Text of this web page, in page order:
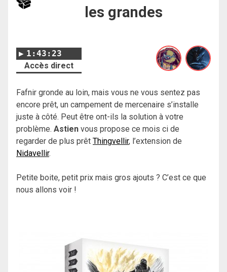
les grandes
1:43:23
Accès direct
Fafnir gronde au loin, mais vous ne vous sentez pas
encore prêt, un campement de mercenaire s’installe
juste à côté. Peut être ont-ils la solution à votre
problème. Astien vous propose ce mois ci de
regarder de plus prêt Thingvellir, l’extension de
Nidavellir.
Petite boite, petit prix mais gros ajouts ? C’est ce que
nous allons voir !